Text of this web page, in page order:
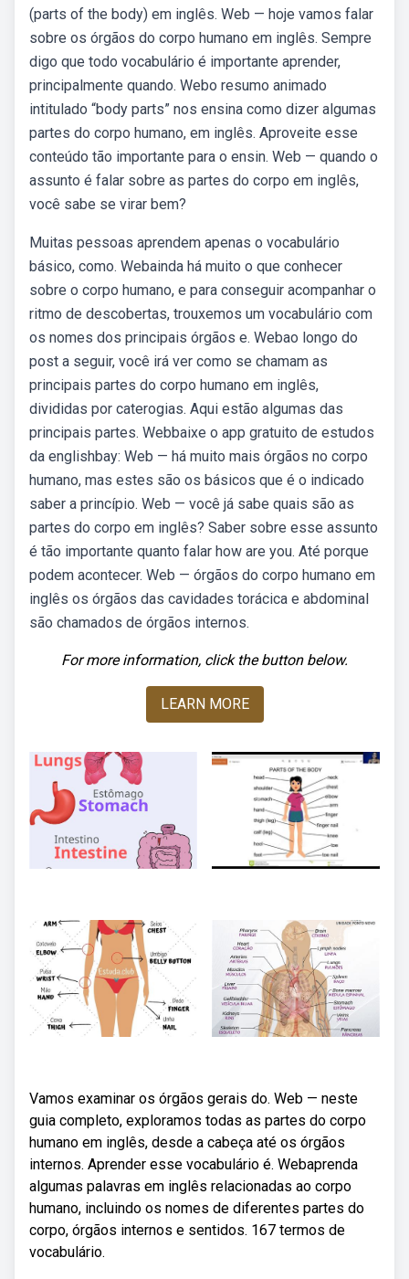
(parts of the body) em inglês. Web — hoje vamos falar
sobre os órgãos do corpo humano em inglês. Sempre
digo que todo vocabulário é importante aprender,
principalmente quando. Webo resumo animado
intitulado “body parts” nos ensina como dizer algumas
partes do corpo humano, em inglês. Aproveite esse
conteúdo tão importante para o ensin. Web — quando o
assunto é falar sobre as partes do corpo em inglês,
você sabe se virar bem?
Muitas pessoas aprendem apenas o vocabulário
básico, como. Webainda há muito o que conhecer
sobre o corpo humano, e para conseguir acompanhar o
ritmo de descobertas, trouxemos um vocabulário com
os nomes dos principais órgãos e. Webao longo do
post a seguir, você irá ver como se chamam as
principais partes do corpo humano em inglês,
divididas por caterogias. Aqui estão algumas das
principais partes. Webbaixe o app gratuito de estudos
da englishbay: Web — há muito mais órgãos no corpo
humano, mas estes são os básicos que é o indicado
saber a princípio. Web — você já sabe quais são as
partes do corpo em inglês? Saber sobre esse assunto
é tão importante quanto falar how are you. Até porque
podem acontecer. Web — órgãos do corpo humano em
inglês os órgãos das cavidades torácica e abdominal
são chamados de órgãos internos.
For more information, click the button below.
LEARN MORE
Vamos examinar os órgãos gerais do. Web — neste
guia completo, exploramos todas as partes do corpo
humano em inglês, desde a cabeça até os órgãos
internos. Aprender esse vocabulário é. Webaprenda
algumas palavras em inglês relacionadas ao corpo
humano, incluindo os nomes de diferentes partes do
corpo, órgãos internos e sentidos. 167 termos de
vocabulário.